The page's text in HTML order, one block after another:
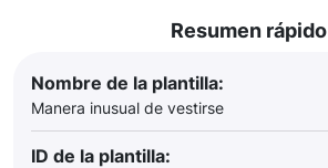
Resumen rápido
Nombre de la plantilla:
Manera inusual de vestirse
ID de la plantilla: